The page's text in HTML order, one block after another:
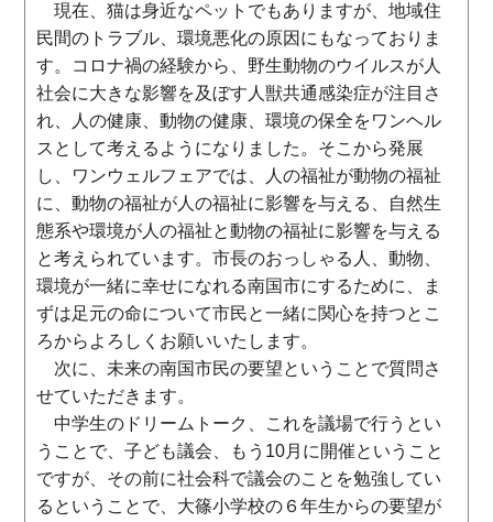
現在、猫は身近なペットでもありますが、地域住
民間のトラブル、環境悪化の原因にもなっておりま
す。コロナ禍の経験から、野生動物のウイルスが人
社会に大きな影響を及ぼす人獣共通感染症が注目さ
れ、人の健康、動物の健康、環境の保全をワンヘル
スとして考えるようになりました。そこから発展
し、ワンウェルフェアでは、人の福祉が動物の福祉
に、動物の福祉が人の福祉に影響を与える、自然生
態系や環境が人の福祉と動物の福祉に影響を与える
と考えられています。市長のおっしゃる人、動物、
環境が一緒に幸せになれる南国市にするために、ま
ずは足元の命について市民と一緒に関心を持つとこ
ろからよろしくお願いいたします。
次に、未来の南国市民の要望ということで質問さ
せていただきます。
中学生のドリームトーク、これを議場で行うとい
うことで、子ども議会、もう10月に開催ということ
ですが、その前に社会科で議会のことを勉強してい
るということで、大篠小学校の６年生からの要望が